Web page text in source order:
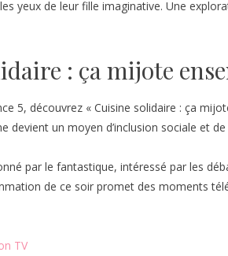
yeux de leur fille imaginative. Une
: ça mijote
5, découvrez « Cuisine solidaire : ça
devient un moyen d’inclusion sociale et
par le fantastique, intéressé par les
de ce soir promet des moments
TV